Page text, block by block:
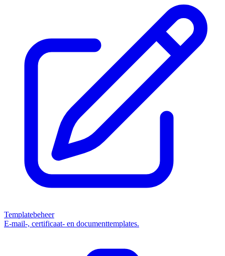
Templatebeheer
E-mail-, certificaat- en documenttemplates.